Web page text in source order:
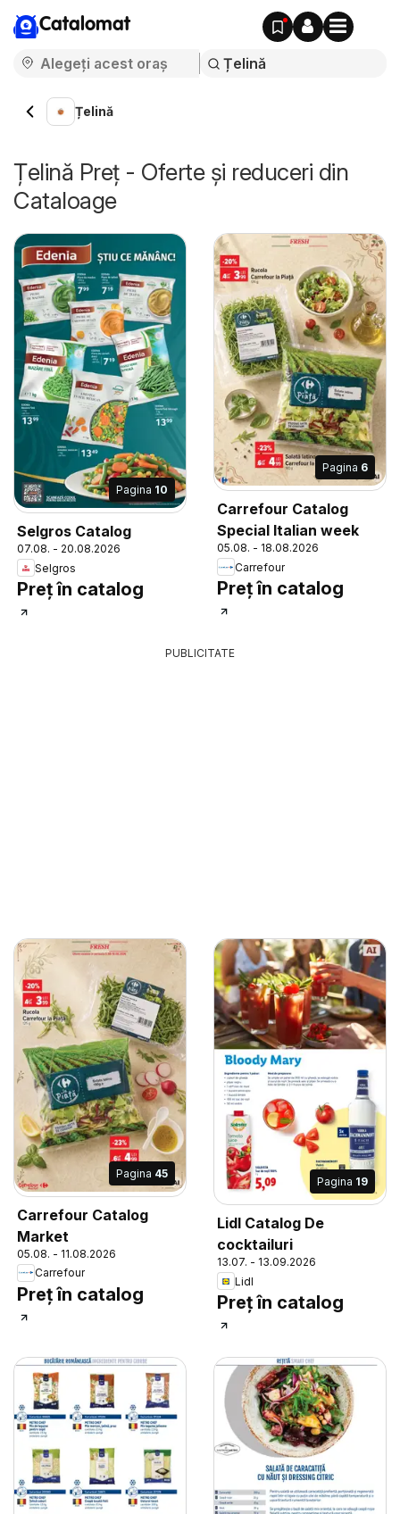
Catalomat
Țelină
Țelină Preț - Oferte și reduceri din
Cataloage
Pagina 10
Selgros Catalog
07.08. - 20.08.2026
Selgros
Preț în catalog
Pagina 6
Carrefour Catalog
Special Italian week
05.08. - 18.08.2026
Carrefour
Preț în catalog
PUBLICITATE
Pagina 45
Carrefour Catalog
Market
05.08. - 11.08.2026
Carrefour
Preț în catalog
Pagina 19
Lidl Catalog De
cocktailuri
13.07. - 13.09.2026
Lidl
Preț în catalog